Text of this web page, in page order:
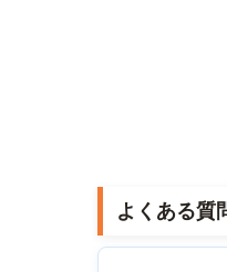
よくある質